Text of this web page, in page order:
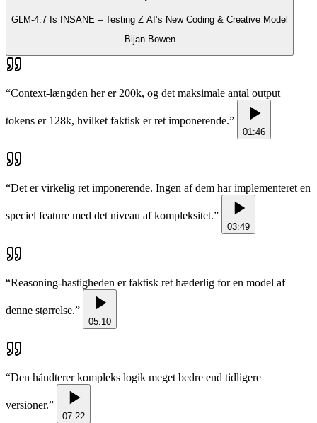
GLM-4.7 Is INSANE – Testing Z AI’s New Coding & Creative Model
Bijan Bowen
“Context-længden her er 200k, og det maksimale antal output
tokens er 128k, hvilket faktisk er ret imponerende.”
01:46
“Det er virkelig ret imponerende. Ingen af dem har implementeret en
speciel feature med det niveau af kompleksitet.”
03:49
“Reasoning-hastigheden er faktisk ret hæderlig for en model af
denne størrelse.”
05:10
“Den håndterer kompleks logik meget bedre end tidligere
versioner.”
07:22